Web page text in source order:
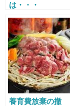
は・・・
養育費放棄の撤